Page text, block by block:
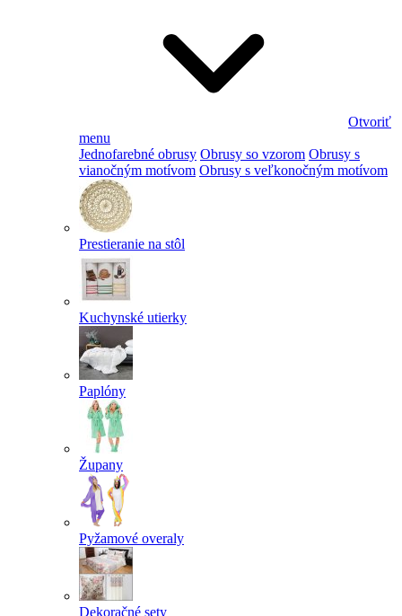
Otvoriť
menu
Jednofarebné obrusy Obrusy so vzorom Obrusy s
vianočným motívom Obrusy s veľkonočným motívom
Prestieranie na stôl
Kuchynské utierky
Paplóny
Župany
Pyžamové overaly
Dekoračné sety